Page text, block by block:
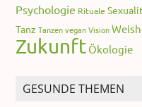
Psychologie Rituale
Tanz Tanzen vegan Vision
Zukunft Ökologie
GESUNDE THEMEN